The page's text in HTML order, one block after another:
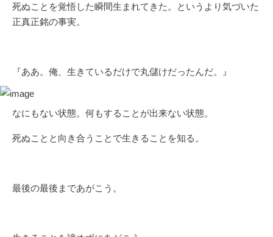
死ぬことを覚悟した瞬間生まれてきた。というより気づいた
正真正銘の事実。
『ああ。俺、生きているだけで丸儲けだったんだ。』
なにもない状態。何もすることが出来ない状態。
死ぬことと向き合うことで生きることを知る。
最後の最後まであがこう。